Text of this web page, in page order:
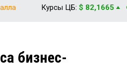
Курсы ЦБ: $ 82,1665
бизнес-